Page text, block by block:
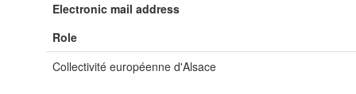
Electronic mail address
Role
Collectivité européenne d'Alsace